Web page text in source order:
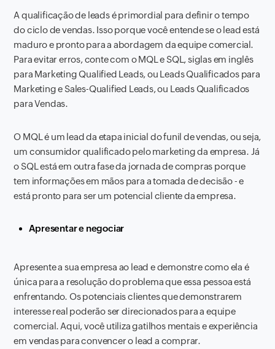
A qualificação de leads é primordial para definir o tempo
do ciclo de vendas. Isso porque você entende se o lead está
maduro e pronto para a abordagem da equipe comercial.
Para evitar erros, conte com o MQL e SQL, siglas em inglês
para Marketing Qualified Leads, ou Leads Qualificados para
Marketing e Sales-Qualified Leads, ou Leads Qualificados
para Vendas.
O MQL é um lead da etapa inicial do funil de vendas, ou seja,
um consumidor qualificado pelo marketing da empresa. Já
o SQL está em outra fase da jornada de compras porque
tem informações em mãos para a tomada de decisão - e
está pronto para ser um potencial cliente da empresa.
Apresentar e negociar
Apresente a sua empresa ao lead e demonstre como ela é
única para a resolução do problema que essa pessoa está
enfrentando. Os potenciais clientes que demonstrarem
interesse real poderão ser direcionados para a equipe
comercial. Aqui, você utiliza gatilhos mentais e experiência
em vendas para convencer o lead a comprar.